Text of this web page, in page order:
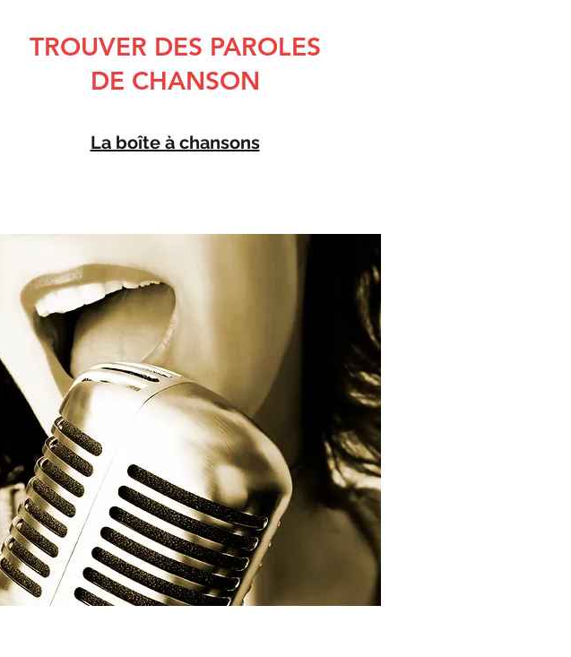
TROUVER DES PAROLES
DE CHANSON
La boîte à chansons